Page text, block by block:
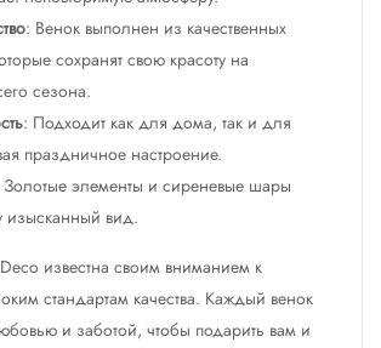
: Венок выполнен из качественных
сохранят свою красоту на
сезона.
: Подходит как для дома, так и для
праздничное настроение.
Золотые элементы и сиреневые шары
изысканный вид.
известна своим вниманием к
стандартам качества. Каждый венок
и заботой, чтобы подарить вам и